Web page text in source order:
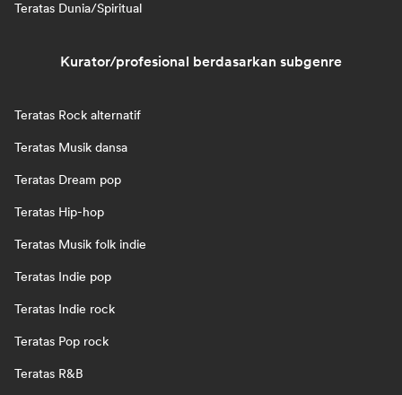
Teratas Dunia/Spiritual
Kurator/profesional berdasarkan subgenre
Teratas Rock alternatif
Teratas Musik dansa
Teratas Dream pop
Teratas Hip-hop
Teratas Musik folk indie
Teratas Indie pop
Teratas Indie rock
Teratas Pop rock
Teratas R&B